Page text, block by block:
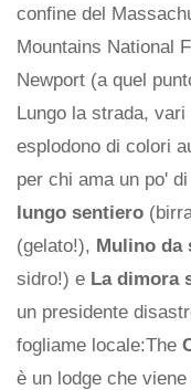
confine del
Mountains National
Newport (a quel
Lungo la strada,
esplodono di colori
per chi ama un po'
lungo sentiero
(gelato!), Mulino da
sidro!) e La dimora
un presidente
fogliame locale:The
è un lodge che